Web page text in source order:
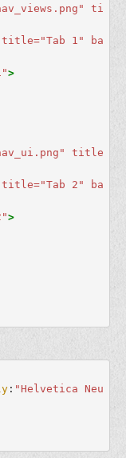
ti
title="Tab 1"
ba
>
title
title="Tab 2"
ba
>
: "Helvetica
Neu